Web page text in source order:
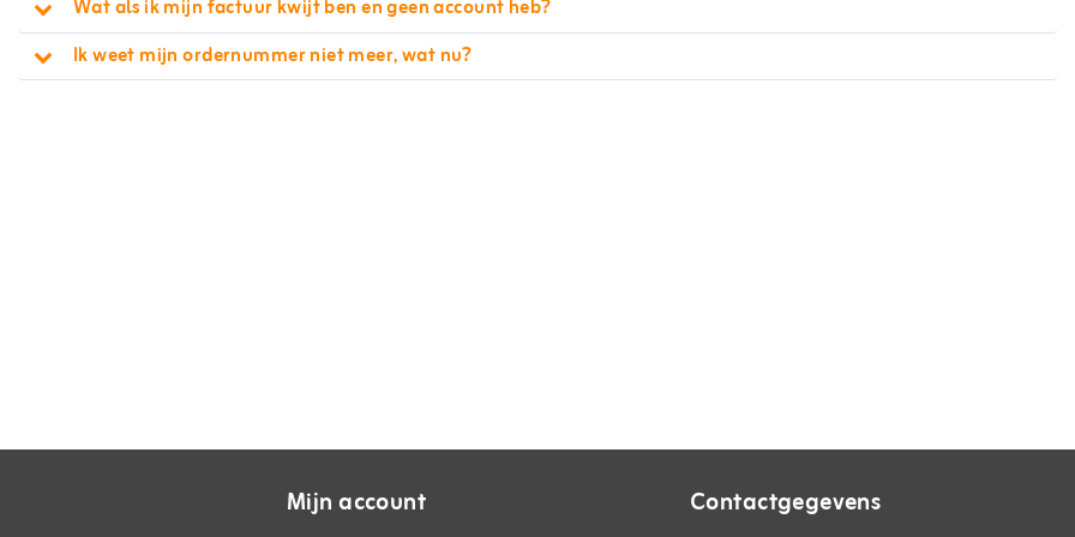
Wat als ik mijn factuur kwijt ben en geen account heb?
Ik weet mijn ordernummer niet meer, wat nu?
Mijn account Contactgegevens